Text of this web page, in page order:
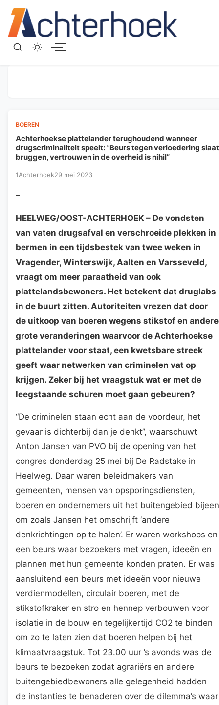
BOEREN
Achterhoekse plattelander terughoudend wanneer
drugscriminaliteit speelt: “Beurs tegen verloedering slaat
bruggen, vertrouwen in de overheid is nihil”
1Achterhoek29 mei 2023
–
HEELWEG/OOST-ACHTERHOEK – De vondsten
van vaten drugsafval en verschroeide plekken in
bermen in een tijdsbestek van twee weken in
Vragender, Winterswijk, Aalten en Varsseveld,
vraagt om meer paraatheid van ook
plattelandsbewoners. Het betekent dat druglabs
in de buurt zitten. Autoriteiten vrezen dat door
de uitkoop van boeren wegens stikstof en andere
grote veranderingen waarvoor de Achterhoekse
plattelander voor staat, een kwetsbare streek
geeft waar netwerken van criminelen vat op
krijgen. Zeker bij het vraagstuk wat er met de
leegstaande schuren moet gaan gebeuren?
“De criminelen staan echt aan de voordeur, het
gevaar is dichterbij dan je denkt”, waarschuwt
Anton Jansen van PVO bij de opening van het
congres donderdag 25 mei bij De Radstake in
Heelweg. Daar waren beleidmakers van
gemeenten, mensen van opsporingsdiensten,
boeren en ondernemers uit het buitengebied bijeen
om zoals Jansen het omschrijft ‘andere
denkrichtingen op te halen’. Er waren workshops en
een beurs waar bezoekers met vragen, ideeën en
plannen met hun gemeente konden praten. Er was
aansluitend een beurs met ideeën voor nieuwe
verdienmodellen, circulair boeren, met de
stikstofkraker en stro en hennep verbouwen voor
isolatie in de bouw en tegelijkertijd CO2 te binden
om zo te laten zien dat boeren helpen bij het
klimaatvraagstuk. Tot 23.00 uur ’s avonds was de
beurs te bezoeken zodat agrariërs en andere
buitengebiedbewoners alle gelegenheid hadden
de instanties te benaderen over de dilemma’s waar